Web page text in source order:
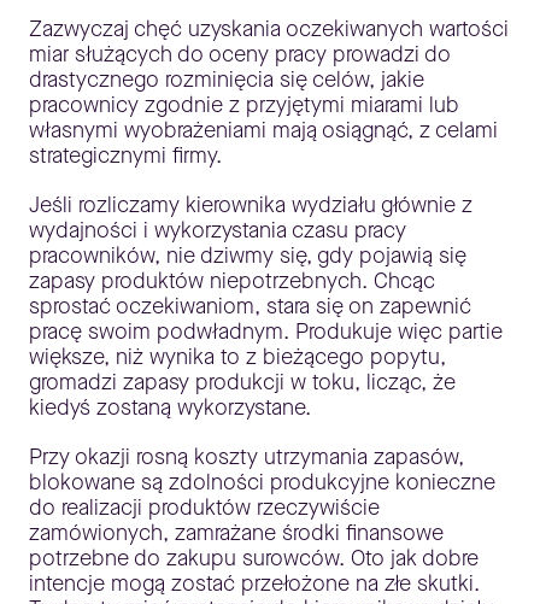
Zazwyczaj chęć uzyskania oczekiwanych wartości
miar służących do oceny pracy prowadzi do
drastycznego rozminięcia się celów, jakie
pracownicy zgodnie z przyjętymi miarami lub
własnymi wyobrażeniami mają osiągnąć, z celami
strategicznymi firmy.
Jeśli rozliczamy kierownika wydziału głównie z
wydajności i wykorzystania czasu pracy
pracowników, nie dziwmy się, gdy pojawią się
zapasy produktów niepotrzebnych. Chcąc
sprostać oczekiwaniom, stara się on zapewnić
pracę swoim podwładnym. Produkuje więc partie
większe, niż wynika to z bieżącego popytu,
gromadzi zapasy produkcji w toku, licząc, że
kiedyś zostaną wykorzystane.
Przy okazji rosną koszty utrzymania zapasów,
blokowane są zdolności produkcyjne konieczne
do realizacji produktów rzeczywiście
zamówionych, zamrażane środki finansowe
potrzebne do zakupu surowców. Oto jak dobre
intencje mogą zostać przełożone na złe skutki.